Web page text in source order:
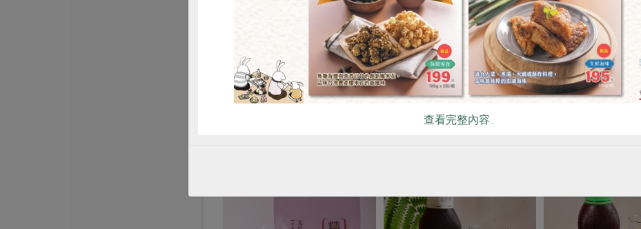
日紅小葉種紅茶包-12入
36公克(12入/袋)
集品生物科技有限公司
養眠茶【舒眠】-7入/包
5公克/顆x7顆，35公克/包
常溫
集品生物科技有限公司
舒閱茶【晶亮】
5公克/顆x10顆，50
查看完整內容..